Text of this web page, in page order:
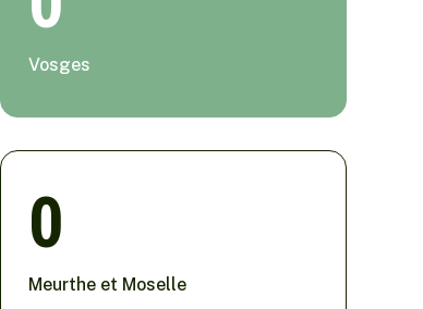
Vosges
0
Meurthe et Moselle